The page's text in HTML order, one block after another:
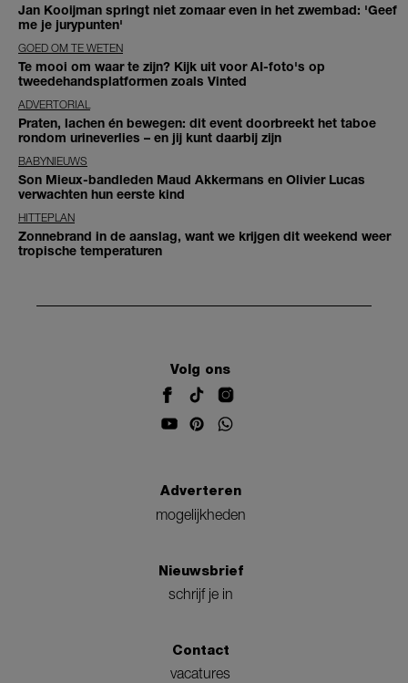
Jan Kooijman springt niet zomaar even in het zwembad: 'Geef
me je jurypunten'
GOED OM TE WETEN
Te mooi om waar te zijn? Kijk uit voor AI-foto's op
tweedehandsplatformen zoals Vinted
ADVERTORIAL
Praten, lachen én bewegen: dit event doorbreekt het taboe
rondom urineverlies – en jij kunt daarbij zijn
BABYNIEUWS
Son Mieux-bandleden Maud Akkermans en Olivier Lucas
verwachten hun eerste kind
HITTEPLAN
Zonnebrand in de aanslag, want we krijgen dit weekend weer
tropische temperaturen
Volg ons
Adverteren
mogelijkheden
Nieuwsbrief
schrijf je in
Contact
vacatures